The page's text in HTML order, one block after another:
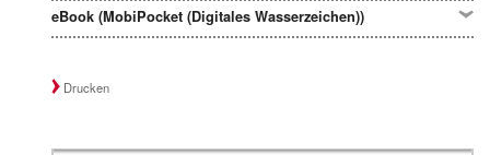
eBook (MobiPocket (Digitales Wasserzeichen))
Drucken